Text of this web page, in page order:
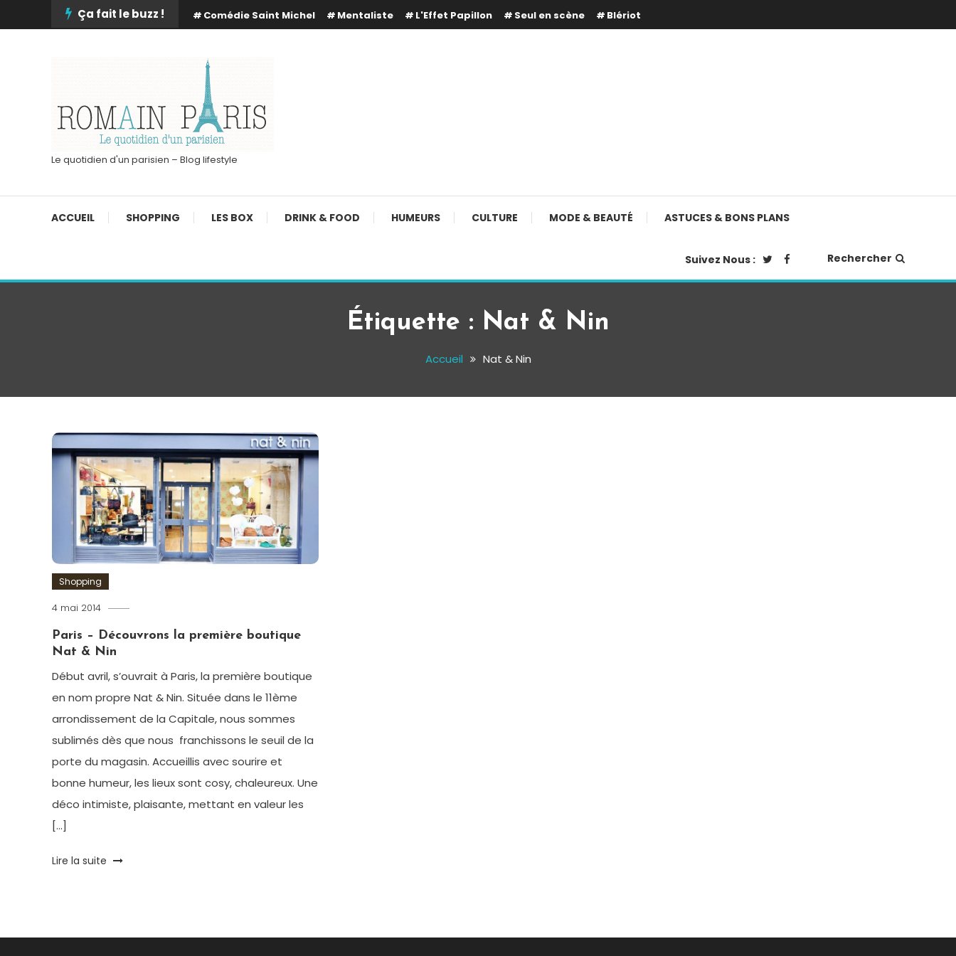
To
Ça fait le buzz ! Comédie Saint Michel Mentaliste L'Effet Papillon Seul en scène Blériot
Le quotidien d'un parisien – Blog lifestyle
ACCUEIL SHOPPING LES BOX DRINK & FOOD HUMEURS CULTURE MODE & BEAUTÉ ASTUCES & BONS PLANS
Suivez Nous : Rechercher
Étiquette : Nat & Nin
Accueil Nat & Nin
Shopping
4 mai 2014
Paris – Découvrons la première boutique
Nat & Nin
Début avril, s’ouvrait à Paris, la première boutique
en nom propre Nat & Nin. Située dans le 11ème
arrondissement de la Capitale, nous sommes
sublimés dès que nous franchissons le seuil de la
porte du magasin. Accueillis avec sourire et
bonne humeur, les lieux sont cosy, chaleureux. Une
déco intimiste, plaisante, mettant en valeur les
[…]
Tagged
&
Lire la suite